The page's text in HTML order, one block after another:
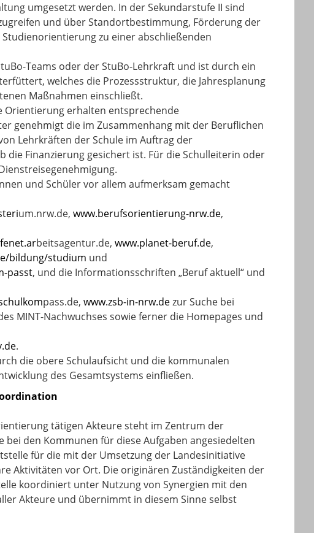
umgesetzt werden. In der Sekundarstufe II sind
und über Standortbestimmung, Förderung der
zu einer abschließenden
Teams oder der StuBo-Lehrkraft und ist durch ein
welches die Prozessstruktur, die Jahresplanung
Maßnahmen einschließt.
erhalten entsprechende
genehmigt die im Zusammenhang mit der Beruflichen
Lehrkräften der Schule im Auftrag der
Finanzierung gesichert ist. Für die Schulleiterin oder
und Schüler vor allem aufmerksam gemacht
um.nrw.de, www.berufsorientierung-nrw.de,
beitsagentur.de, www.planet-beruf.de,
bildung/studium und
passt, und die Informationsschriften „Beruf aktuell“ und
pass.de, www.zsb-in-nrw.dezur Suche bei
MINT-Nachwuchses sowie ferner die Homepages und
.
die obere Schulaufsicht und die kommunalen
des Gesamtsystems einfließen.
tätigen Akteure steht im Zentrum der
bei den Kommunen für diese Aufgaben angesiedelten
für die mit der Umsetzung der Landesinitiative
Aktivitäten vor Ort. Die originären Zuständigkeiten der
koordiniert unter Nutzung von Synergien mit den
Akteure und übernimmt in diesem Sinne selbst